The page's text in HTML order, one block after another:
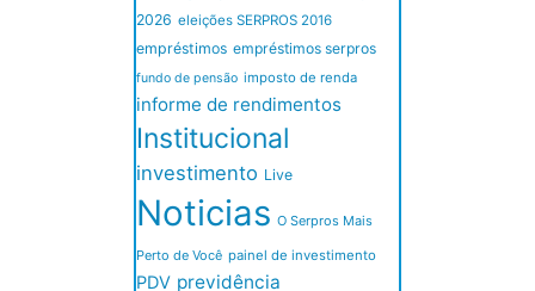
2026 eleições SERPROS 2016
empréstimos empréstimos serpros
fundo de pensão imposto de renda
informe de rendimentos
Institucional
investimento Live
Noticias O Serpros Mais
Perto de Você painel de investimento
PDV previdência